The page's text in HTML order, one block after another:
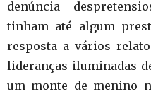
denúncia
tinham até algum
resposta a vários
lideranças iluminadas
um monte de menino